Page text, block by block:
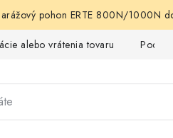
pohon ERTE 800N/1000N
alebo vrátenia tovaru